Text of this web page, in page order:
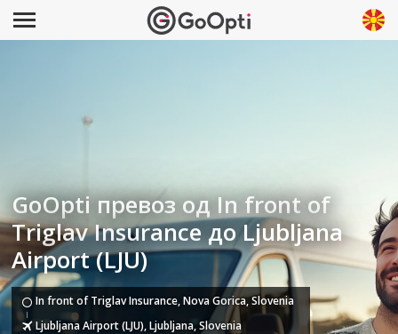
GoOpti превоз од In front of
Triglav Insurance до Ljubljana
Airport (LJU)
In front of Triglav Insurance, Nova Gorica, Slovenia
Ljubljana Airport (LJU), Ljubljana, Slovenia